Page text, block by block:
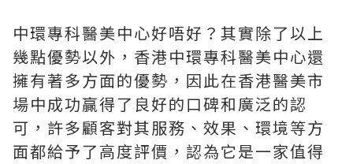
中環專科醫美中心好唔好？其實除了以上
幾點優勢以外，香港中環專科醫美中心還
擁有著多方面的優勢，因此在香港醫美市
場中成功贏得了良好的口碑和廣泛的認
可，許多顧客對其服務、效果、環境等方
面都給予了高度評價，認為它是一家值得